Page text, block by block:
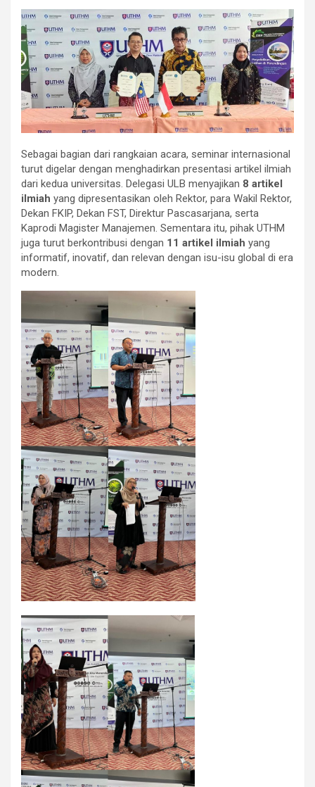
Sebagai bagian dari rangkaian acara, seminar internasional
turut digelar dengan menghadirkan presentasi artikel ilmiah
dari kedua universitas. Delegasi ULB menyajikan 8 artikel
ilmiah yang dipresentasikan oleh Rektor, para Wakil Rektor,
Dekan FKIP, Dekan FST, Direktur Pascasarjana, serta
Kaprodi Magister Manajemen. Sementara itu, pihak UTHM
juga turut berkontribusi dengan 11 artikel ilmiah yang
informatif, inovatif, dan relevan dengan isu-isu global di era
modern.